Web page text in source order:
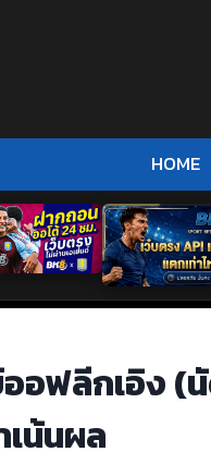
HOME
อฟลีกเอิง (
เน้นผล